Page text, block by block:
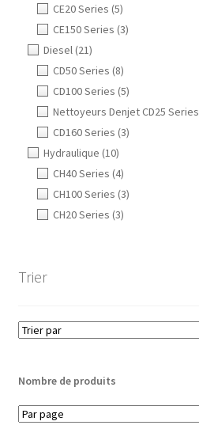
CE20 Series (5)
CE150 Series (3)
Diesel (21)
CD50 Series (8)
CD100 Series (5)
Nettoyeurs Denjet CD25 Series
CD160 Series (3)
Hydraulique (10)
CH40 Series (4)
CH100 Series (3)
CH20 Series (3)
Trier
Nombre de produits